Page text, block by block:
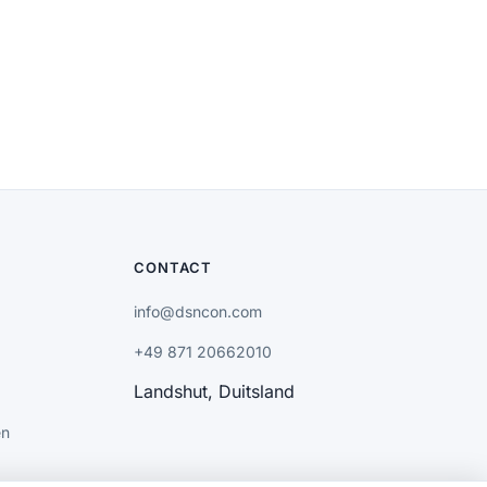
CONTACT
info@dsncon.com
+49 871 20662010
Landshut, Duitsland